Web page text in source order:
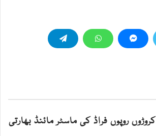
کروڑوں روپوں فراڈ کی ماسٹر مائنڈ بھارتی